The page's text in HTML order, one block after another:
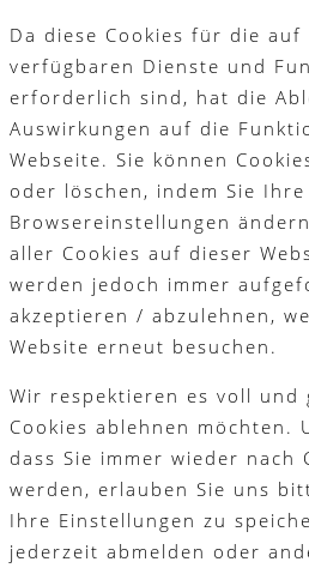
Da diese Cookies für die auf
verfügbaren Dienste und
erforderlich sind, hat die
Auswirkungen auf die
Webseite. Sie können
oder löschen, indem Sie Ihre
Browsereinstellungen
aller Cookies auf dieser
werden jedoch immer
akzeptieren / abzulehnen,
Website erneut besuchen.
Wir respektieren es voll und
Cookies ablehnen möchten.
dass Sie immer wieder nach
werden, erlauben Sie uns
Ihre Einstellungen zu
jederzeit abmelden oder